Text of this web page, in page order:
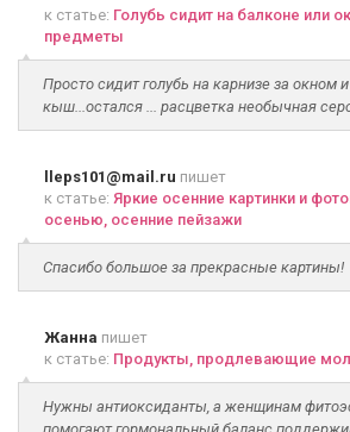
к статье: Голубь сидит на балконе или
предметы
Просто сидит голубь на карнизе за окном
кыш...остался ... расцветка необычная
lleps101@mail.ru пишет
к статье: Яркие осенние картинки и
осенью, осенние пейзажи
Спасибо большое за прекрасные картины!
Жанна пишет
к статье: Продукты, продлевающие
Нужны антиоксиданты, а женщинам